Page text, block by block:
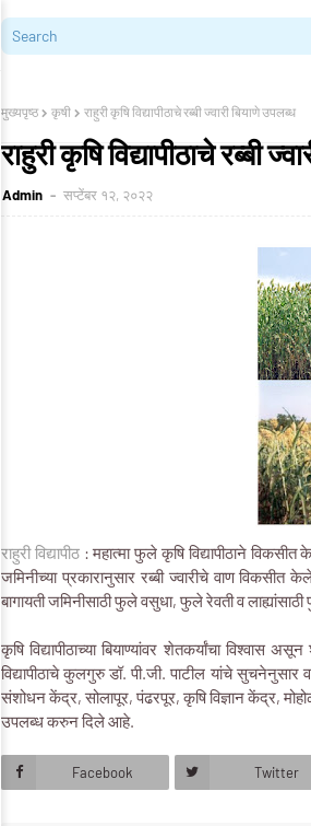
मुख्यपृष्ठ कृषी राहुरी कृषि विद्यापीठाचे रब्बी ज्वारी बियाणे उपलब्ध
राहुरी कृषि विद्यापीठाचे रब्बी
Admin सप्टेंबर १२, २०२२
राहुरी विद्यापीठ: महात्मा फुले कृषि विद्यापीठाने विकसीत
जमिनीच्या प्रकारानुसार रब्बी ज्वारीचे वाण
बागायती जमिनीसाठी फुले वसुधा, फुले रेवती व
कृषि विद्यापीठाच्या बियाण्यांवर शेतकर्यांचा विश्वास
विद्यापीठाचे कुलगुरु डॉ. पी.जी. पाटील यांचे सुचनेनुसार
संशोधन केंद्र, सोलापूर, पंढरपूर, कृषि विज्ञान केंद्र,
उपलब्ध करुन दिले आहे.
Facebook Twitter